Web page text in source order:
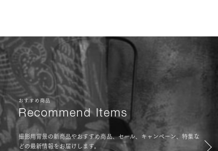
おすすめ商品
Recommend Items
撮影用背景の新商品やおすすめ商品、セール、キャンペーン、特集な
どの最新情報をお届けします。